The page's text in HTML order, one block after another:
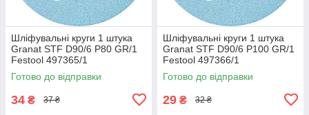
Шліфувальні круги 1 штука
Granat STF D90/6 P80 GR/1
Festool 497365/1
Готово до відправки
34 ₴ 37 ₴
Шліфувальні круги 1 штука
Granat STF D90/6 P100 GR/1
Festool 497366/1
Готово до відправки
29 ₴ 32 ₴